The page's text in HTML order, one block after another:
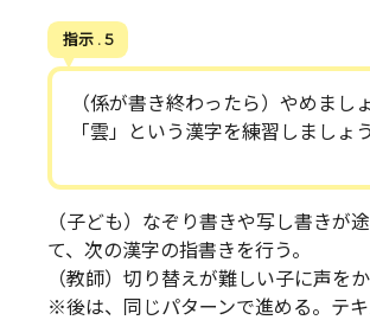
指示 . 5
（係が書き終わったら）やめましょ
「雲」という漢字を練習しましょう
（子ども）なぞり書きや写し書きが
て、次の漢字の指書きを行う。
（教師）切り替えが難しい子に声をか
※後は、同じパターンで進める。テ